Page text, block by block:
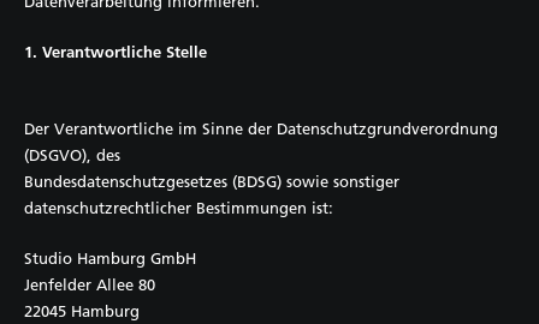
1. Verantwortliche Stelle
Der Verantwortliche im Sinne der Datenschutzgrundverordnung
(DSGVO), des
Bundesdatenschutzgesetzes (BDSG) sowie sonstiger
datenschutzrechtlicher Bestimmungen ist:
Studio Hamburg GmbH
Jenfelder Allee 80
22045 Hamburg